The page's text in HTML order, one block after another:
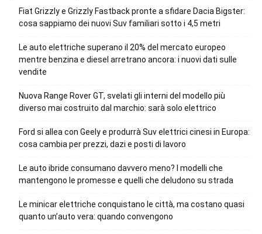
Fiat Grizzly e Grizzly Fastback pronte a sfidare Dacia Bigster:
cosa sappiamo dei nuovi Suv familiari sotto i 4,5 metri
Le auto elettriche superano il 20% del mercato europeo
mentre benzina e diesel arretrano ancora: i nuovi dati sulle
vendite
Nuova Range Rover GT, svelati gli interni del modello più
diverso mai costruito dal marchio: sarà solo elettrico
Ford si allea con Geely e produrrà Suv elettrici cinesi in Europa:
cosa cambia per prezzi, dazi e posti di lavoro
Le auto ibride consumano davvero meno? I modelli che
mantengono le promesse e quelli che deludono su strada
Le minicar elettriche conquistano le città, ma costano quasi
quanto un’auto vera: quando convengono